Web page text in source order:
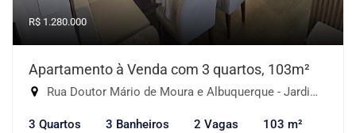
R$ 1.280.000
Apartamento à Venda com 3 quartos, 103m²
Rua Doutor Mário de Moura e Albuquerque - Jardim Monte Kemel, São Paulo-SP
3 Quartos 3 Banheiros 2 Vagas 103 m²